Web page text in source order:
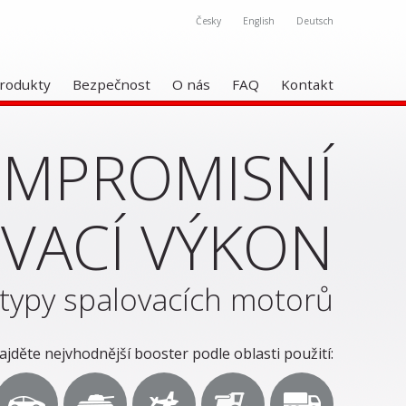
Česky English Deutsch
Bezpečnost O nás FAQ Kontakt
VÝKON
spalovacích motorů
nejvhodnější booster podle oblasti použití: